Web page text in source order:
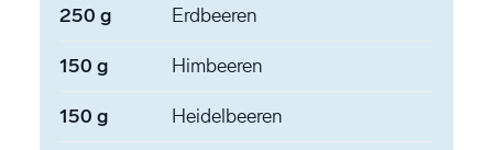
250 g Erdbeeren
150 g Himbeeren
150 g Heidelbeeren